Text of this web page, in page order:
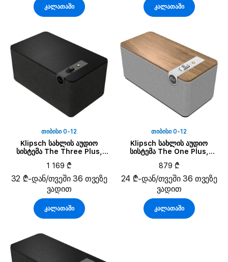
კალათაში კალათაში
ᲗᲘᲑᲘᲡᲘ 0-12
Klipsch სახლის აუდიო
სისტემა The Three Plus,
1 169 ₾
32 ₾-დან/თვეში 36 თვეზე
ვადით
კალათაში
ᲗᲘᲑᲘᲡᲘ 0-12
Klipsch სახლის აუდიო
სისტემა The One Plus,
879 ₾
24 ₾-დან/თვეში 36 თვეზე
ვადით
კალათაში